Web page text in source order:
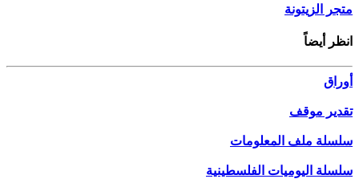
متجر الزيتونة
انظر أيضاً
أوراق
تقدير موقف
سلسلة ملف المعلومات
سلسلة اليوميات الفلسطينية